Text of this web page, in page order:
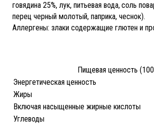
говядина 25%, лук, питьевая вода,соль
перец черный молотый, паприка, чеснок).
Аллергены: злаки содержащие глютен и
Пищевая ценность (100 г
Энергетическая ценность
Жиры
Включая насыщенные жирные кислоты
Углеводы